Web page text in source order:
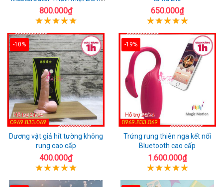
Rung
800.000₫ 650.000₫
-10%
Dương vật giả hít tường không
rung cao cấp
400.000₫
-19%
Trứng rung thiên nga kết nối
Bluetooth cao cấp
1.600.000₫